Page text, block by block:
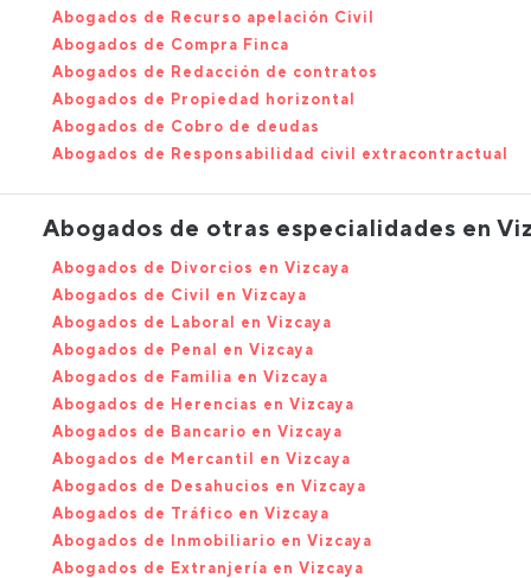
Abogados de Recurso apelación Civil
Abogados de Compra Finca
Abogados de Redacción de contratos
Abogados de Propiedad horizontal
Abogados de Cobro de deudas
Abogados de Responsabilidad civil extracontractual
Abogados de otras especialidades en
Abogados de Divorcios en Vizcaya
Abogados de Civil en Vizcaya
Abogados de Laboral en Vizcaya
Abogados de Penal en Vizcaya
Abogados de Familia en Vizcaya
Abogados de Herencias en Vizcaya
Abogados de Bancario en Vizcaya
Abogados de Mercantil en Vizcaya
Abogados de Desahucios en Vizcaya
Abogados de Tráfico en Vizcaya
Abogados de Inmobiliario en Vizcaya
Abogados de Extranjería en Vizcaya